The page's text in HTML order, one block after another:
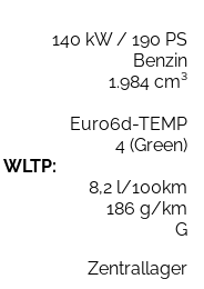
140 kW / 190 PS
Benzin
1.984 cm³
Euro6d-TEMP
4 (Green)
8,2 l/100km
186 g/km
G
Zentrallager